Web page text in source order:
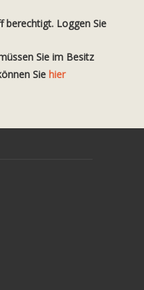
berechtigt. Loggen Sie
Sie im Besitz
Sie hier